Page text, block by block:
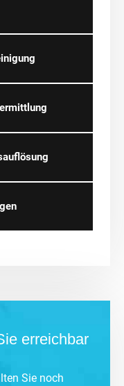
erreichbar
Sie noch